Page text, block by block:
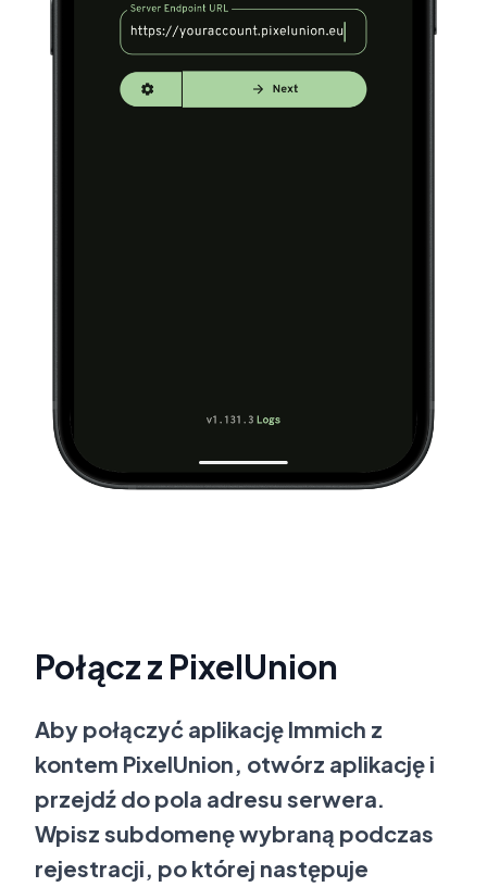
Połącz z PixelUnion
Aby połączyć aplikację Immich z
kontem PixelUnion, otwórz aplikację i
przejdź do pola adresu serwera.
Wpisz subdomenę wybraną podczas
rejestracji, po której następuje